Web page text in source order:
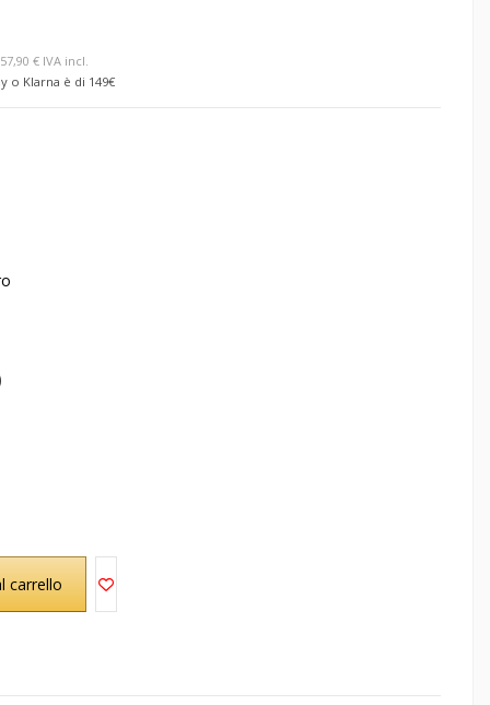
€ IVA incl.
o Klarna è di 149€
carrello